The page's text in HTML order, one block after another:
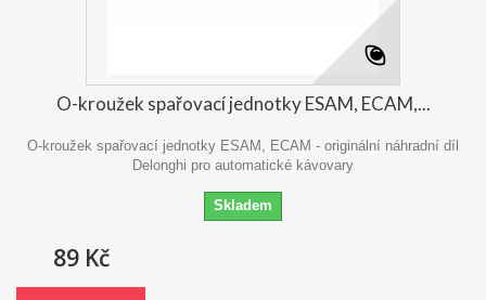
O-kroužek spařovací jednotky ESAM, ECAM,...
O-kroužek spařovací jednotky ESAM, ECAM - originální náhradní díl
Delonghi pro automatické kávovary
Skladem
89 Kč